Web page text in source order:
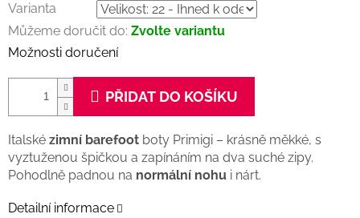
Varianta
Můžeme doručit do: Zvolte variantu
Možnosti doručení
PŘIDAT DO KOŠÍKU
Italské zimní barefoot boty Primigi – krásně měkké, s
vyztuženou špičkou a zapínáním na dva suché zipy.
Pohodlně padnou na normální nohu i nárt.
Detailní informace